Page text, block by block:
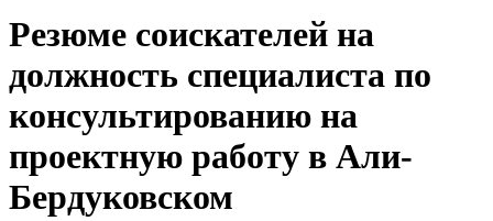
Резюме соискателей на
должность специалиста по
консультированию на
проектную работу в Али-
Бердуковском